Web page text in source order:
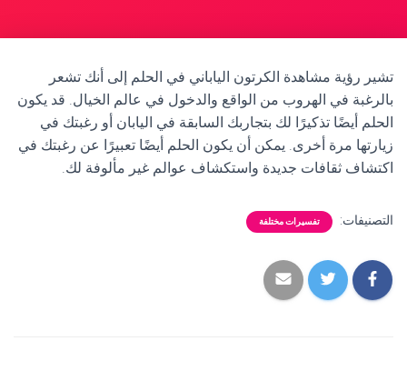
تشير رؤية مشاهدة الكرتون الياباني في الحلم إلى أنك تشعر
بالرغبة في الهروب من الواقع والدخول في عالم الخيال. قد يكون
الحلم أيضًا تذكيرًا لك بتجاربك السابقة في اليابان أو رغبتك في
زيارتها مرة أخرى. يمكن أن يكون الحلم أيضًا تعبيرًا عن رغبتك في
اكتشاف ثقافات جديدة واستكشاف عوالم غير مألوفة لك.
التصنيفات: تفسيرات مختلفة